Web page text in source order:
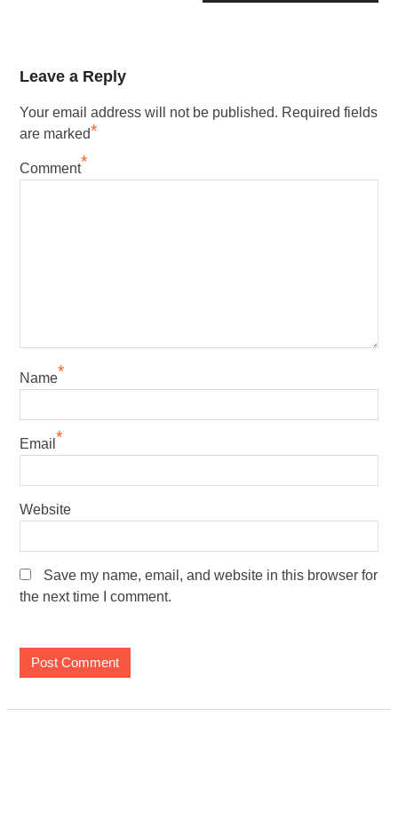
Leave a Reply
Your email address will not be published. Required fields
are marked*
Comment*
Name*
Email *
Website
Save my name, email, and website in this browser for
the next time I comment.